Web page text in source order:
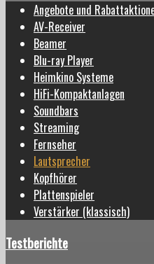
Angebote und
AV-Receiver
Beamer
Blu-ray Player
Heimkino Systeme
HiFi-Kompaktanlagen
Soundbars
Streaming
Fernseher
Lautsprecher
Kopfhörer
Plattenspieler
Verstärker (klassisch)
Testberichte